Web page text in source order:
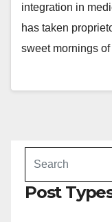
integration in
has taken
sweet mornings
Post